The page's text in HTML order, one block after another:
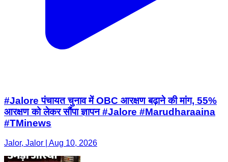
#Jalore पंचायत चुनाव में OBC आरक्षण बढ़ाने की मांग, 55%
आरक्षण को लेकर सौंपा ज्ञापन #Jalore #Marudharaaina
#TMinews
Jalor, Jalor | Aug 10, 2026